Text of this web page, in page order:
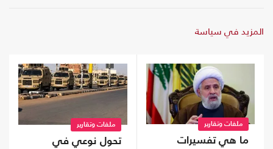
المزيد في سياسة
ملفات وتقارير
ما هي تفسيرات
ملفات وتقارير
تحول نوعي في